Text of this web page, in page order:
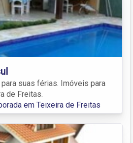
suas férias. Imóveis para
de Freitas.
em Teixeira de Freitas